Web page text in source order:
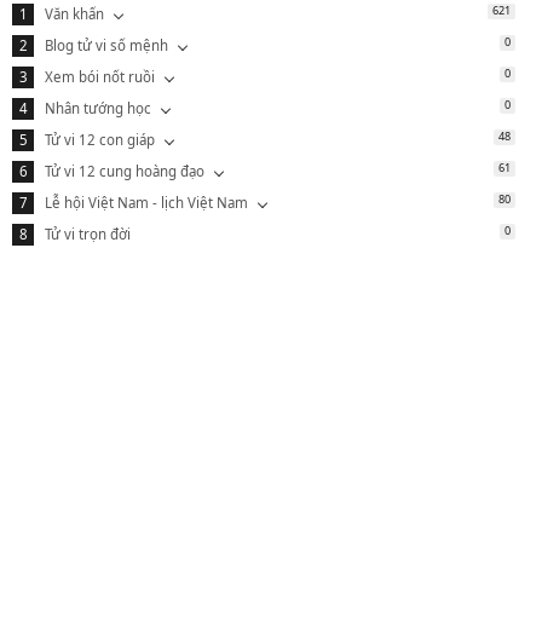
Văn khấn 621
Blog tử vi số mệnh 0
Xem bói nốt ruồi 0
Nhân tướng học 0
Tử vi 12 con giáp 48
Tử vi 12 cung hoàng đạo 61
Lễ hội Việt Nam - lịch Việt Nam 80
Tử vi trọn đời 0